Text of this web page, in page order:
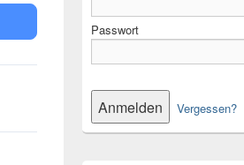
Passwort
Vergessen?